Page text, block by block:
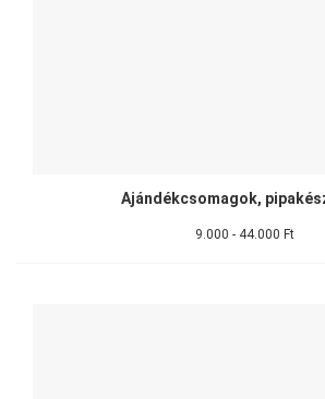
Ajándékcsomagok,
9.000 - 44.000 Ft